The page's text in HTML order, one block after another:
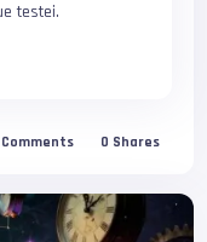
testei.
Comments 0 Shares